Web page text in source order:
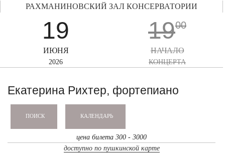
19
ИЮНЯ
2026
РАХМАНИНОВСКИЙ ЗАЛ КОНСЕРВАТОРИИ
1900
НАЧАЛО
КОНЦЕРТА
Екатерина Рихтер, фортепиано
ПОИСК КАЛЕНДАРЬ
цена билета 300 - 3000
доступно по пушкинской карте